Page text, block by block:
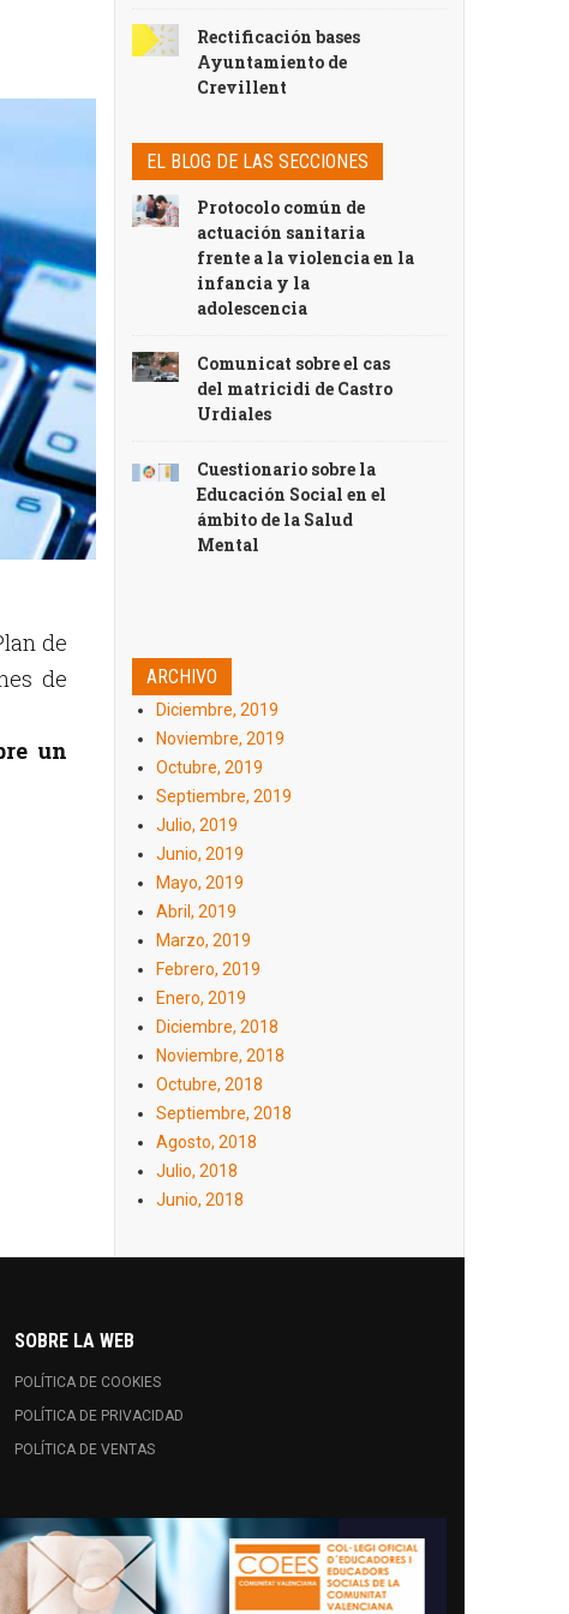
de
de
un
Rectificación bases
Ayuntamiento de
Crevillent
EL BLOG DE LAS SECCIONES
Protocolo común de
actuación sanitaria
frente a la violencia en la
infancia y la
adolescencia
Comunicat sobre el cas
del matricidi de Castro
Urdiales
Cuestionario sobre la
Educación Social en el
ámbito de la Salud
Mental
ARCHIVO
Diciembre, 2019
Noviembre, 2019
Octubre, 2019
Septiembre, 2019
Julio, 2019
Junio, 2019
Mayo, 2019
Abril, 2019
Marzo, 2019
Febrero, 2019
Enero, 2019
Diciembre, 2018
Noviembre, 2018
Octubre, 2018
Septiembre, 2018
Agosto, 2018
Julio, 2018
Junio, 2018
SOBRE LA WEB
POLÍTICA DE COOKIES
POLÍTICA DE PRIVACIDAD
POLÍTICA DE VENTAS